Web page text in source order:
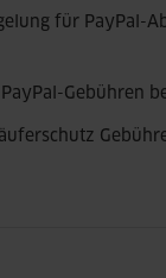
für PayPal-
Gebühren